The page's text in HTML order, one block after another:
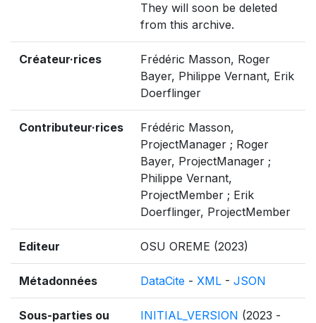
They will soon be deleted
from this archive.
Créateur·rices
Frédéric Masson, Roger
Bayer, Philippe Vernant, Erik
Doerflinger
Contributeur·rices
Frédéric Masson,
ProjectManager ; Roger
Bayer, ProjectManager ;
Philippe Vernant,
ProjectMember ; Erik
Doerflinger, ProjectMember
Editeur OSU OREME (2023)
Métadonnées DataCite - XML - JSON
Sous-parties ou
INITIAL_VERSION (2023 -